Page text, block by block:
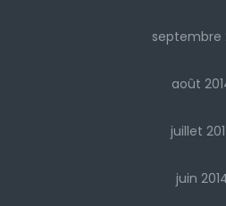
septembre
août
juillet
juin